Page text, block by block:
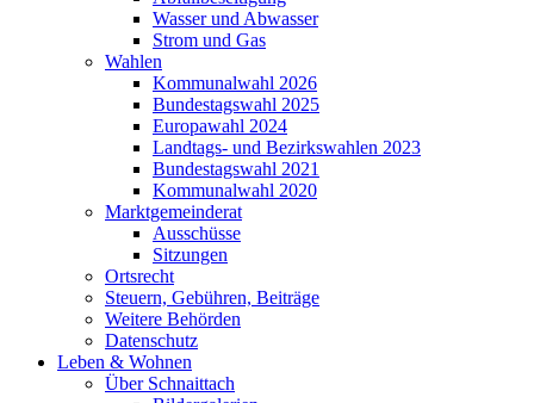
Wasser und Abwasser
Strom und Gas
Wahlen
Kommunalwahl 2026
Bundestagswahl 2025
Europawahl 2024
Landtags- und Bezirkswahlen 2023
Bundestagswahl 2021
Kommunalwahl 2020
Marktgemeinderat
Ausschüsse
Sitzungen
Ortsrecht
Steuern, Gebühren, Beiträge
Weitere Behörden
Datenschutz
Leben & Wohnen
Über Schnaittach